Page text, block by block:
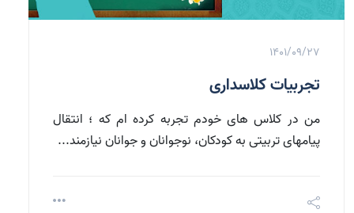
1401/09/27
تجربیات کلاسداری
من در کلاس های خودم تجربه کرده ام که ؛ انتقال
پیامهای تربیتی به کودکان، نوجوانان و جوانان نیازمند...